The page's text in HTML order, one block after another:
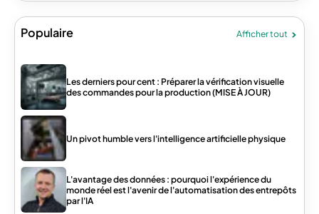
Populaire Afficher tout
Les derniers pour cent : Préparer la vérification visuelle
des commandes pour la production (MISE À JOUR)
Un pivot humble vers l'intelligence artificielle physique
L'avantage des données : pourquoi l'expérience du
monde réel est l'avenir de l'automatisation des entrepôts
par l'IA